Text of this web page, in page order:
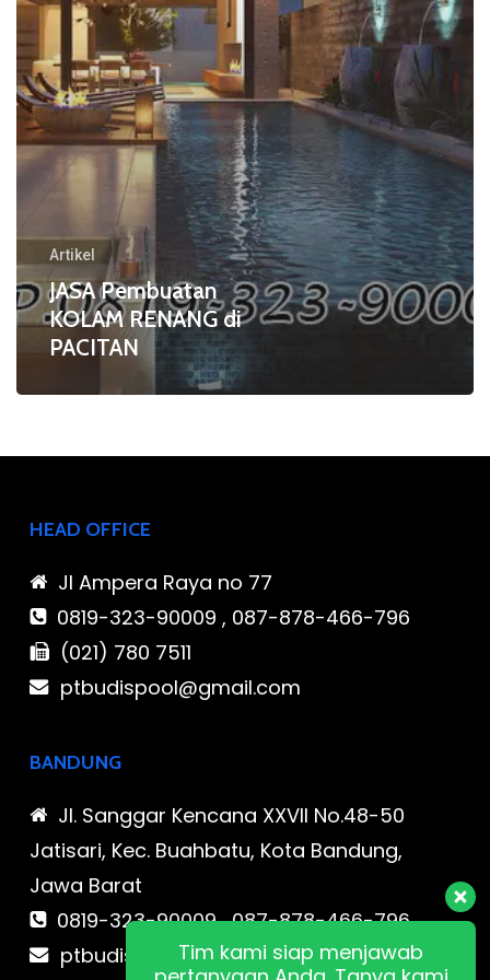
Artikel
JASA Pembuatan
KOLAM RENANG di
PACITAN
HEAD OFFICE
Jl Ampera Raya no 77
0819-323-90009 , 087-878-466-796
(021) 780 7511
ptbudispool@gmail.com
BANDUNG
Jl. Sanggar Kencana XXVII No.48-50
Jatisari, Kec. Buahbatu, Kota Bandung,
Jawa Barat
0819-323-90009 , 087-878-466-796
ptbudispool@gmail.comTim kami siap menjawab